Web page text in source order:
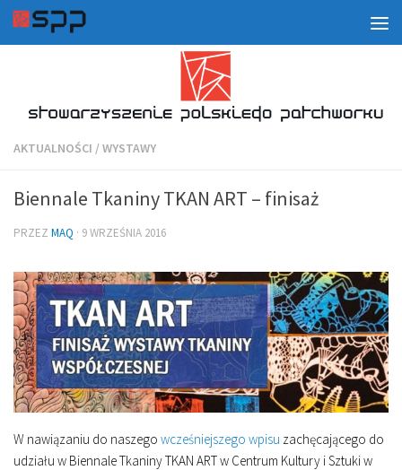
AKTUALNOŚCI /WYSTAWY
Biennale Tkaniny TKAN ART – finisaż
PRZEZ MAQ · 9 WRZEŚNIA 2016
W nawiązaniu do naszego wcześniejszego wpisu zachęcającego do
udziału w Biennale Tkaniny TKAN ART w Centrum Kultury i Sztuki w